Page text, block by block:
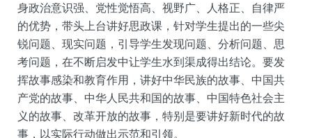
身政治意识强、党性觉悟高、视野广、人格正、自律严
的优势，带头上台讲好思政课，针对学生提出的一些尖
锐问题、现实问题，引导学生发现问题、分析问题、思
考问题，在不断启发中让学生水到渠成得出结论。要发
挥故事感染和教育作用，讲好中华民族的故事、中国共
产党的故事、中华人民共和国的故事、中国特色社会主
义的故事、改革开放的故事，特别是要讲好新时代的故
事，以实际行动做出示范和引领。